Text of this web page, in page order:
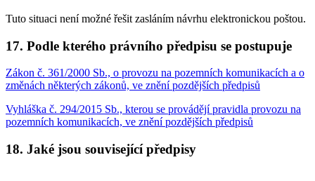
Tuto situaci není možné řešit zasláním návrhu elektronickou poštou.
17. Podle kterého právního předpisu se postupuje
Zákon č. 361/2000 Sb., o provozu na pozemních komunikacích a o
změnách některých zákonů, ve znění pozdějších předpisů
Vyhláška č. 294/2015 Sb., kterou se provádějí pravidla provozu na
pozemních komunikacích, ve znění pozdějších předpisů
18. Jaké jsou související předpisy